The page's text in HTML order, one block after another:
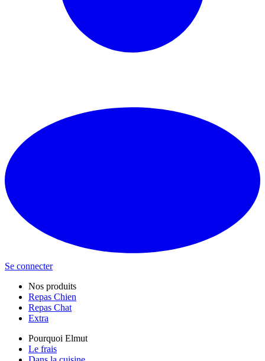
Se connecter
Nos produits
Repas Chien
Repas Chat
Extra
Pourquoi Elmut
Le frais